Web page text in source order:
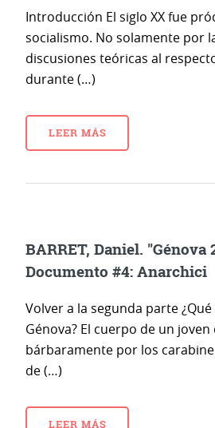
Introducción El siglo XX fue
socialismo. No solamente por
discusiones teóricas al
durante (…)
LEER MÁS
BARRET, Daniel. "Génova
Documento #4: Anarchici
Volver a la segunda parte
Génova? El cuerpo de un
bárbaramente por los
de (…)
LEER MÁS